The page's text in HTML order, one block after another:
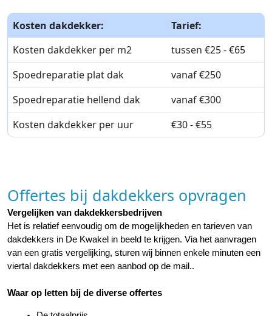
Kosten dakdekker:
Tarief:
Kosten dakdekker per m2
tussen €25 - €65
Spoedreparatie plat dak
vanaf €250
Spoedreparatie hellend dak
vanaf €300
Kosten dakdekker per uur
€30 - €55
Offertes bij dakdekkers opvragen
Vergelijken van dakdekkersbedrijven
Het is relatief eenvoudig om de mogelijkheden en tarieven van
dakdekkers in De Kwakel in beeld te krijgen. Via het aanvragen
van een gratis vergelijking, sturen wij binnen enkele minuten een
viertal dakdekkers met een aanbod op de mail..
Waar op letten bij de diverse offertes